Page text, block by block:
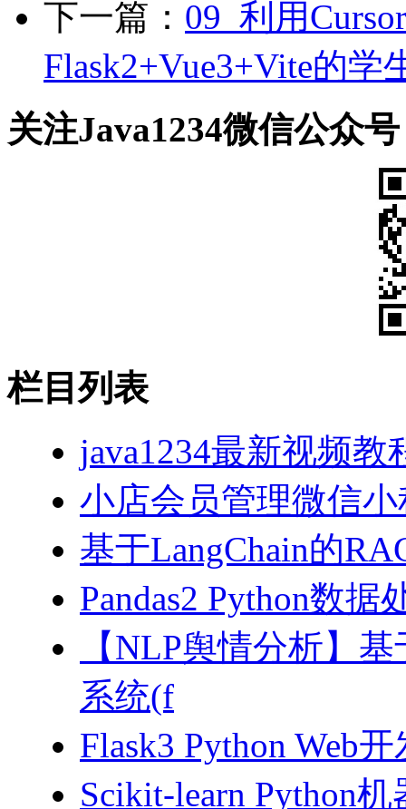
下一篇： 09_利用
Flask2+Vue3+Vite的学
关注Java1234微信公众号
栏目列表
java1234最新视频教
小店会员管理微信
基于LangChain的
Pandas2 Python数
【NLP舆情分析】
系统(f
Flask3 Python Web
Scikit-learn Python